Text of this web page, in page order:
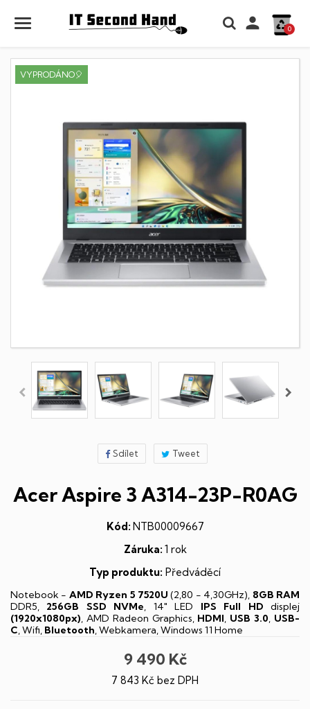
 0
VYPRODÁNO🎈
Sdílet Tweet
Acer Aspire 3 A314-23P-R0AG
Kód: NTB00009667
Záruka: 1 rok
Typ produktu: Předváděcí
Notebook - AMD Ryzen 5 7520U(2,80 - 4,30GHz), 8GB RAM
DDR5, 256GB SSD NVMe, 14" LED IPS Full HD displej
(1920x1080px), AMD Radeon Graphics, HDMI, USB 3.0, USB-
C, Wifi, Bluetooth, Webkamera, Windows 11 Home
9 490 Kč
7 843 Kč bez DPH